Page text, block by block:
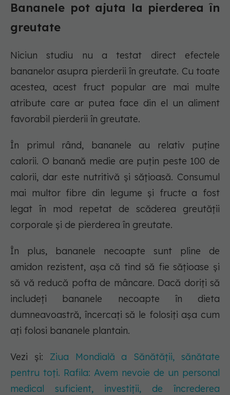
Bananele pot ajuta la pierderea în
greutate
Niciun studiu nu a testat direct efectele
bananelor asupra pierderii în greutate. Cu toate
acestea, acest fruct popular are mai multe
atribute care ar putea face din el un aliment
favorabil pierderii în greutate.
În primul rând, bananele au relativ puține
calorii. O banană medie are puțin peste 100 de
calorii, dar este nutritivă și sățioasă. Consumul
mai multor fibre din legume și fructe a fost
legat în mod repetat de scăderea greutății
corporale și de pierderea în greutate.
În plus, bananele necoapte sunt pline de
amidon rezistent, așa că tind să fie sățioase și
să vă reducă pofta de mâncare. Dacă doriți să
includeți bananele necoapte în dieta
dumneavoastră, încercați să le folosiți așa cum
ați folosi bananele plantain.
Vezi și: Ziua Mondială a Sănătății, sănătate
pentru toți. Rafila: Avem nevoie de un personal
medical suficient, investiții, de încrederea